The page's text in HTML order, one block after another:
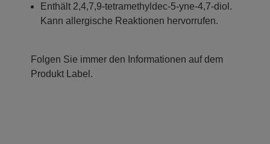
Enthält 2,4,7,9-tetramethyldec-5-yne-4,7-diol.
Kann allergische Reaktionen hervorrufen.
Folgen Sie immer den Informationen auf dem
Produkt Label.